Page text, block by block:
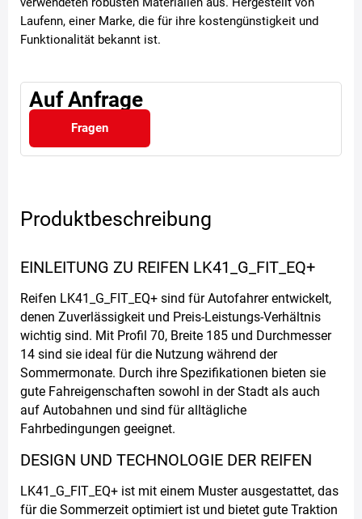
Laufenn, einer Marke, die für ihre kostengünstigkeit und
Funktionalität bekannt ist.
Auf Anfrage
Fragen
Produktbeschreibung
EINLEITUNG ZU REIFEN LK41_G_FIT_EQ+
Reifen LK41_G_FIT_EQ+ sind für Autofahrer entwickelt,
denen Zuverlässigkeit und Preis-Leistungs-Verhältnis
wichtig sind. Mit Profil 70, Breite 185 und Durchmesser
14 sind sie ideal für die Nutzung während der
Sommermonate. Durch ihre Spezifikationen bieten sie
gute Fahreigenschaften sowohl in der Stadt als auch
auf Autobahnen und sind für alltägliche
Fahrbedingungen geeignet.
DESIGN UND TECHNOLOGIE DER REIFEN
LK41_G_FIT_EQ+ ist mit einem Muster ausgestattet, das
für die Sommerzeit optimiert ist und bietet gute Traktion